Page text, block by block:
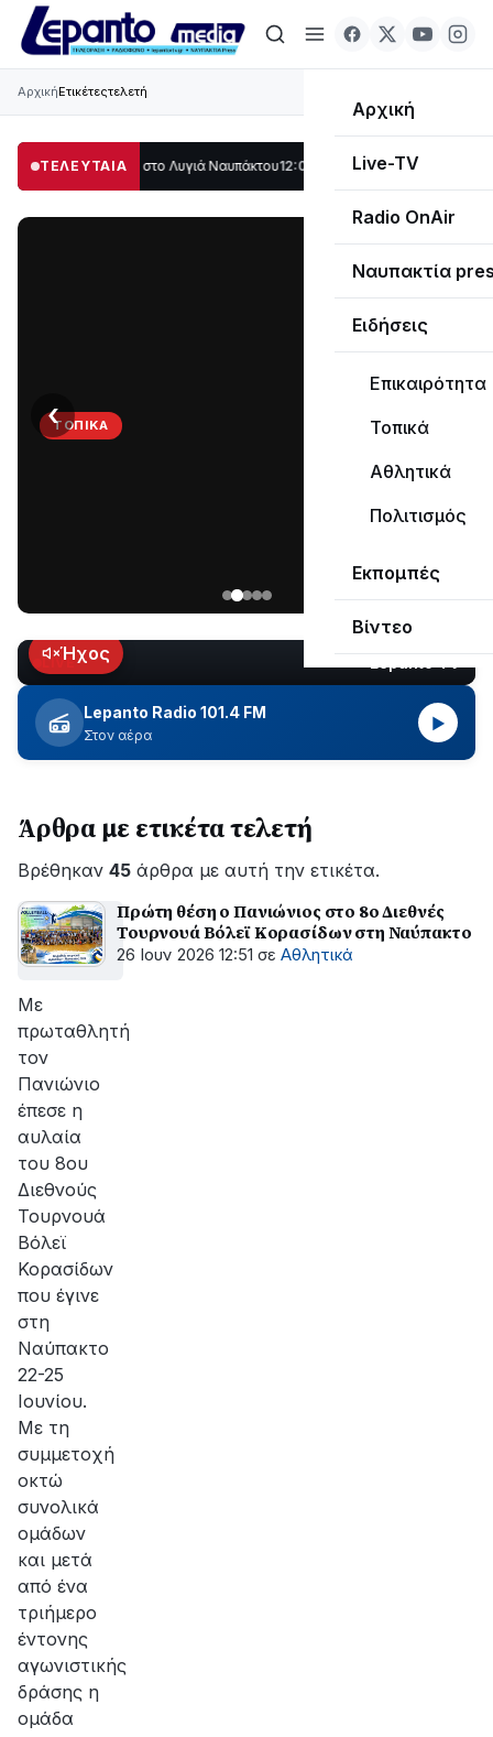
Αρχική
Live-TV
Radio OnAir
Ναυπακτία
Ειδήσεις
Επικαιρότητα
Τοπικά
Αθλητικά
Πολιτισμός
Εκπομπές
Βίντεο
ΑρχικήΕτικέτεςτελετή
ΤΕΛΕΥΤΑΙΑ
μέρος στο Λυγιά Ναυπάκτου12:08 Σε τροχιά υλοποίησης η
ΤΟΠΙΚΆ
Ναυπάκτου
εδώ
και
περίπου
δύο
ώρες
εξέλιξη
οι
εργασίες
ΔΕΔΔΗΕ
για
την
της
βλάβης
‹
LIVEΉχος
Lepanto Radio 101.4 FM
Στον αέρα
▶
Άρθρα με ετικέτα τελετή
Βρέθηκαν 45 άρθρα με αυτή την ετικέτα.
Πρώτη θέση ο Πανιώνιος στο 8ο Διεθνές
Τουρνουά Βόλεϊ Κορασίδων στη Ναύπακτο
26 Ιουν 2026 12:51 σε Αθλητικά
Με
πρωταθλητή
τον
Πανιώνιο
έπεσε η
αυλαία
του 8ου
Διεθνούς
Τουρνουά
Βόλεϊ
Κορασίδων
που έγινε
στη
Ναύπακτο
22-25
Ιουνίου.
Με τη
συμμετοχή
οκτώ
συνολικά
ομάδων
και μετά
από ένα
τριήμερο
έντονης
αγωνιστικής
δράσης η
ομάδα